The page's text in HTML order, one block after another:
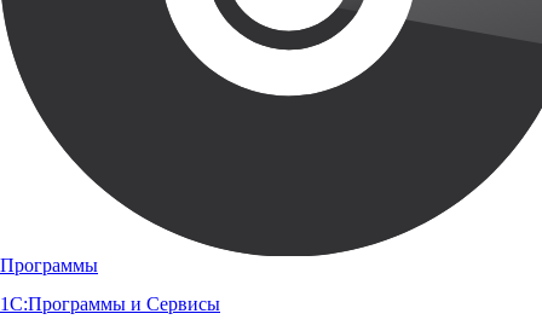
Программы
1С:Программы и Сервисы